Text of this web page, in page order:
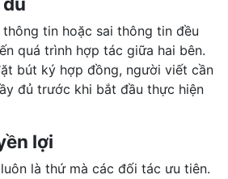
tin hoặc sai thông tin đều
quá trình hợp tác giữa hai bên.
bút ký hợp đồng, người viết cần
đủ trước khi bắt đầu thực hiện
lợi
là thứ mà các đối tác ưu tiên.